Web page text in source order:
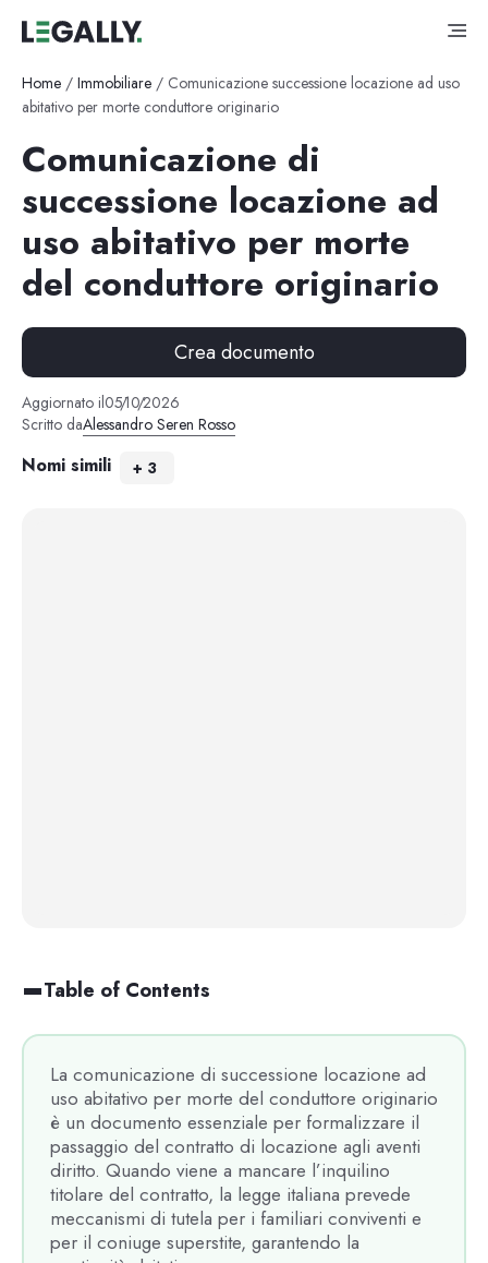
Home / Immobiliare / Comunicazione successione locazione ad uso
abitativo per morte conduttore originario
Comunicazione di
successione locazione ad
uso abitativo per morte
del conduttore originario
Crea documento
Aggiornato il05/10/2026
Scritto daAlessandro Seren Rosso
Nomi simili + 3
La comunicazione di successione locazione ad
uso abitativo per morte del conduttore originario
è un documento essenziale per formalizzare il
passaggio del contratto di locazione agli aventi
diritto. Quando viene a mancare l’inquilino
titolare del contratto, la legge italiana prevede
meccanismi di tutela per i familiari conviventi e
per il coniuge superstite, garantendo la
Table of Contents